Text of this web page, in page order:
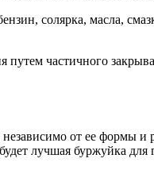
солярка, масла,
частичного
от ее формы
лучшая буржуйка